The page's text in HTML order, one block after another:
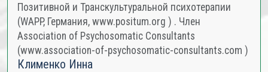
Позитивной и Транскультуральной психотерапии
(WAPP, Германия, www.positum.org ) . Член
Association of Psychosomatic Consultants
(www.association-of-psychosomatic-consultants.com )
Клименко Инна